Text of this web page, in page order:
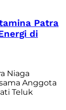
Patra
di
Niaga
Anggota
Teluk